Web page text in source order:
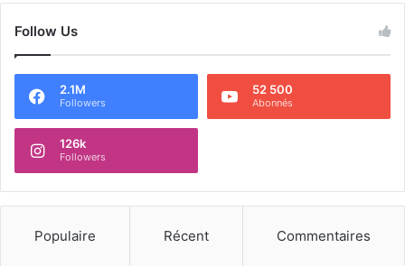
Follow Us
2.1M
Followers
52 500
Abonnés
126k
Followers
Populaire Récent Commentaires